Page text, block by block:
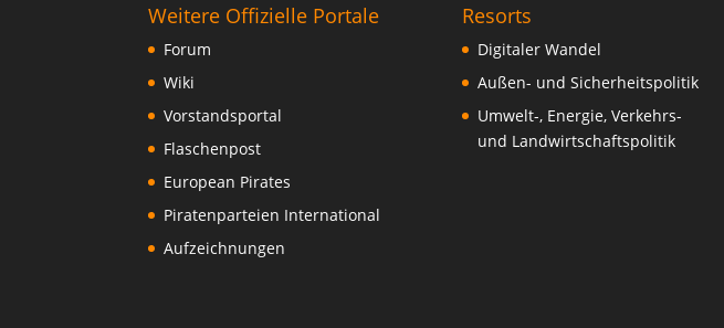
Weitere Offizielle Portale
Forum
Wiki
Vorstandsportal
Flaschenpost
European Pirates
Piratenparteien International
Aufzeichnungen
Resorts
Digitaler Wandel
Außen- und Sicherheitspolitik
Umwelt-, Energie, Verkehrs-
und Landwirtschaftspolitik